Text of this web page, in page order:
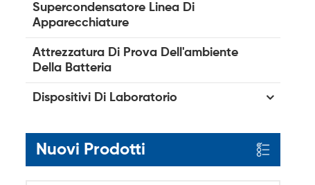
Supercondensatore Linea Di
Apparecchiature
Attrezzatura Di Prova Dell'ambiente
Della Batteria
Dispositivi Di Laboratorio
Nuovi Prodotti